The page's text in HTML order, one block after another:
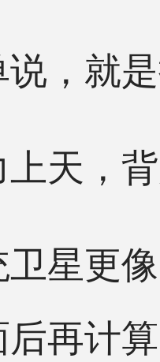
就是
，背
更像“
再计